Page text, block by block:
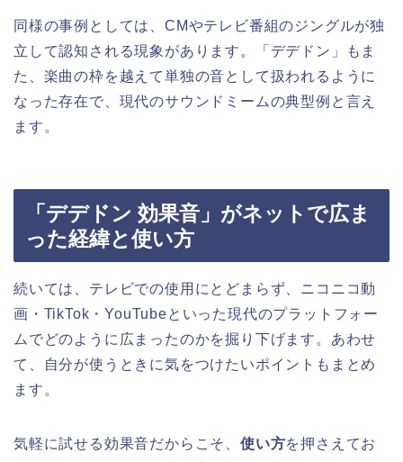
同様の事例としては、CMやテレビ番組のジングルが独
立して認知される現象があります。「デデドン」もま
た、楽曲の枠を越えて単独の音として扱われるように
なった存在で、現代のサウンドミームの典型例と言え
ます。
「デデドン 効果音」がネットで広ま
った経緯と使い方
続いては、テレビでの使用にとどまらず、ニコニコ動
画・TikTok・YouTubeといった現代のプラットフォー
ムでどのように広まったのかを掘り下げます。あわせ
て、自分が使うときに気をつけたいポイントもまとめ
ます。
気軽に試せる効果音だからこそ、 使い方を押さえてお